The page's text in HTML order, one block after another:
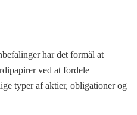
har det formål at
ved at fordele
typer af aktier, obligationer og